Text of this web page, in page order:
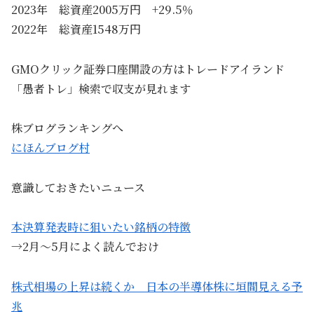
2023年 総資産2005万円 +29.5％
2022年 総資産1548万円
GMOクリック証券口座開設の方はトレードアイランド
「愚者トレ」検索で収支が見れます
株ブログランキングへ
にほんブログ村
意識しておきたいニュース
本決算発表時に狙いたい銘柄の特徴
→2月～5月によく読んでおけ
株式相場の上昇は続くか 日本の半導体株に垣間見える予
兆